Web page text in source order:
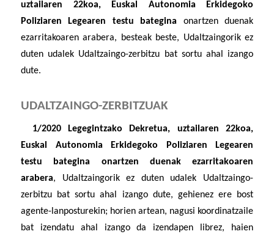
uztailaren 22koa, Euskal Autonomia Erkidegoko
Poliziaren Legearen testu bategina onartzen duenak
ezarritakoaren arabera, besteak beste, Udaltzaingorik ez
duten udalek Udaltzaingo-zerbitzu bat sortu ahal izango
dute.
UDALTZAINGO-ZERBITZUAK
1/2020 Legegintzako Dekretua, uztailaren 22koa,
Euskal Autonomia Erkidegoko Poliziaren Legearen
testu bategina onartzen duenak ezarritakoaren
arabera, Udaltzaingorik ez duten udalek Udaltzaingo-
zerbitzu bat sortu ahal izango dute, gehienez ere bost
agente-lanposturekin; horien artean, nagusi koordinatzaile
bat izendatu ahal izango da izendapen librez, haien